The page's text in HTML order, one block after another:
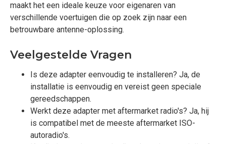
maakt het een ideale keuze voor eigenaren van
verschillende voertuigen die op zoek zijn naar een
betrouwbare antenne-oplossing.
Veelgestelde Vragen
Is deze adapter eenvoudig te installeren? Ja, de
installatie is eenvoudig en vereist geen speciale
gereedschappen.
Werkt deze adapter met aftermarket radio's? Ja, hij
is compatibel met de meeste aftermarket ISO-
autoradio's.